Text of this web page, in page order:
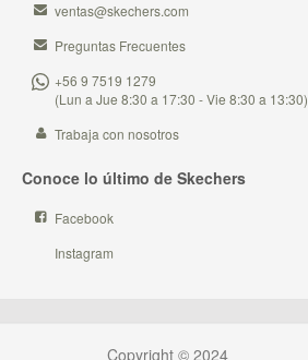
ventas@skechers.com
Preguntas Frecuentes
+56 9 7519 1279
(Lun a Jue 8:30 a 17:30 - Vie 8:30 a 13:30)
Trabaja con nosotros
Conoce lo último de Skechers
Facebook
Instagram
Copyright © 2024